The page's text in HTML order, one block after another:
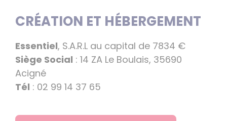
CRÉATION ET HÉBERGEMENT
Essentiel, S.A.R.L au capital de 7834 €
Siège Social : 14 ZA Le Boulais, 35690
Acigné
Tél : 02 99 14 37 65